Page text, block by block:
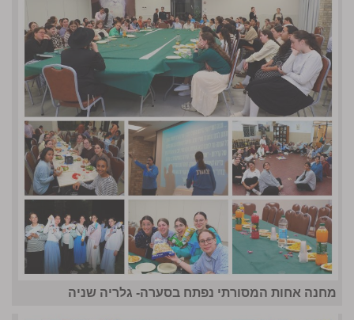
מחנה אחות המסורתי נפתח בסערה- גלריה שניה